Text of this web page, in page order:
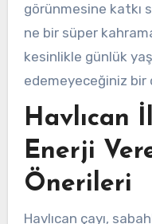
görünmesine katkı
ne bir süper
kesinlikle günlük
edemeyeceğiniz bir
Havlıcan
Enerji
Önerileri
Havlıcan çayı,